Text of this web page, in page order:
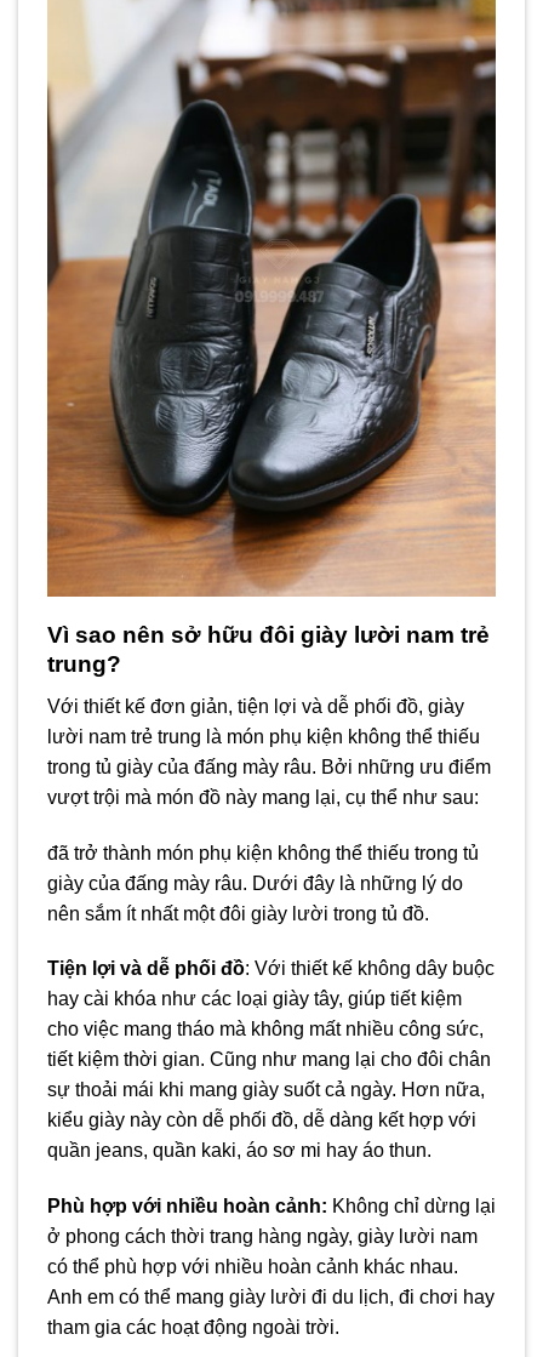
Vì sao nên sở hữu đôi giày lười nam trẻ
trung?
Với thiết kế đơn giản, tiện lợi và dễ phối đồ, giày
lười nam trẻ trung là món phụ kiện không thể thiếu
trong tủ giày của đấng mày râu. Bởi những ưu điểm
vượt trội mà món đồ này mang lại, cụ thể như sau:
đã trở thành món phụ kiện không thể thiếu trong tủ
giày của đấng mày râu. Dưới đây là những lý do
nên sắm ít nhất một đôi giày lười trong tủ đồ.
Tiện lợi và dễ phối đồ: Với thiết kế không dây buộc
hay cài khóa như các loại giày tây, giúp tiết kiệm
cho việc mang tháo mà không mất nhiều công sức,
tiết kiệm thời gian. Cũng như mang lại cho đôi chân
sự thoải mái khi mang giày suốt cả ngày. Hơn nữa,
kiểu giày này còn dễ phối đồ, dễ dàng kết hợp với
quần jeans, quần kaki, áo sơ mi hay áo thun.
Phù hợp với nhiều hoàn cảnh: Không chỉ dừng lại
ở phong cách thời trang hàng ngày, giày lười nam
có thể phù hợp với nhiều hoàn cảnh khác nhau.
Anh em có thể mang giày lười đi du lịch, đi chơi hay
tham gia các hoạt động ngoài trời.